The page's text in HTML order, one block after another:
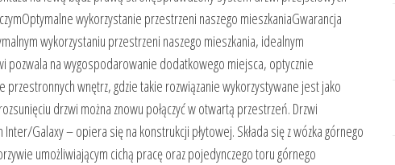
wykorzystanie przestrzeni naszego mieszkaniaGwarancja
wykorzystaniu przestrzeni naszego mieszkania, idealnym
pozwala na wygospodarowanie dodatkowego miejsca, optycznie
wnętrz, gdzie takie rozwiązanie wykorzystywane jest jako
drzwi można znowu połączyć w otwartą przestrzeń. Drzwi
Galaxy – opiera się na konstrukcji płytowej. Składa się z wózka górnego
umożliwiającym cichą pracę oraz pojedynczego toru górnego